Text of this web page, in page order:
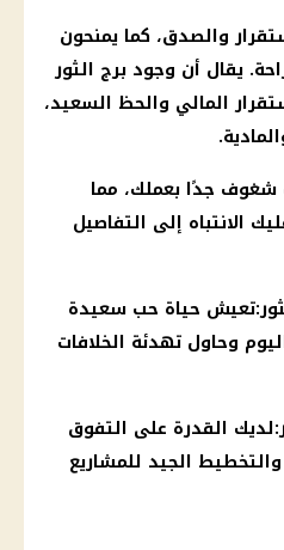
والصدق، كما يمنحون
يقال أن وجود برج الثور
المالي والحظ السعيد،
شغوف جدًا بعملك، مما
الانتباه إلى التفاصيل
حياة حب سعيدة
وحاول تهدئة الخلافات
القدرة على التفوق
والتخطيط الجيد للمشاريع